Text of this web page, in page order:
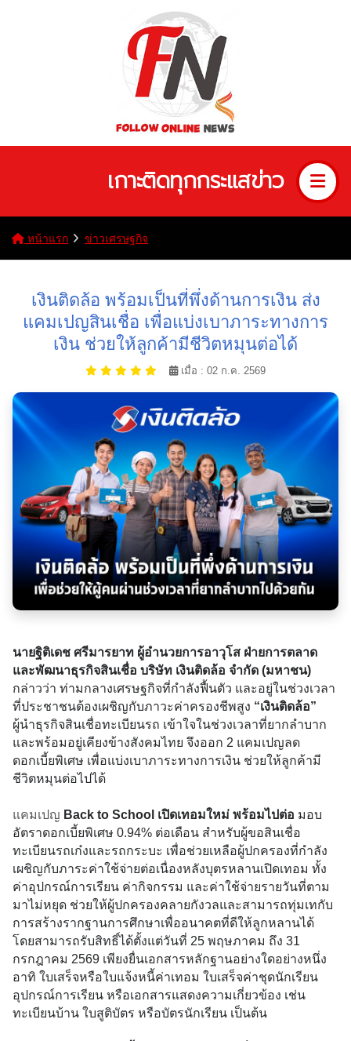
เกาะติดทุกกระแสข่าว
หน้าแรก ข่าวเศรษฐกิจ
เงินติดล้อ พร้อมเป็นที่พึ่งด้านการเงิน ส่ง
แคมเปญสินเชื่อ เพื่อแบ่งเบาภาระทางการ
เงิน ช่วยให้ลูกค้ามีชีวิตหมุนต่อได้
เมื่อ : 02 ก.ค. 2569
นายฐิติเดช ศรีมารยาท ผู้อำนวยการอาวุโส ฝ่ายการตลาด
และพัฒนาธุรกิจสินเชื่อ บริษัท เงินติดล้อ จำกัด (มหาชน)
กล่าวว่า ท่ามกลางเศรษฐกิจที่กำลังฟื้นตัว และอยู่ในช่วงเวลา
ที่ประชาชนต้องเผชิญกับภาวะค่าครองชีพสูง “เงินติดล้อ”
ผู้นำธุรกิจสินเชื่อทะเบียนรถ เข้าใจในช่วงเวลาที่ยากลำบาก
และพร้อมอยู่เคียงข้างสังคมไทย จึงออก 2 แคมเปญลด
ดอกเบี้ยพิเศษ เพื่อแบ่งเบาภาระทางการเงิน ช่วยให้ลูกค้ามี
ชีวิตหมุนต่อไปได้
แคมเปญ Back to School เปิดเทอมใหม่ พร้อมไปต่อ มอบ
อัตราดอกเบี้ยพิเศษ 0.94% ต่อเดือน สำหรับผู้ขอสินเชื่อ
ทะเบียนรถเก๋งและรถกระบะ เพื่อช่วยเหลือผู้ปกครองที่กำลัง
เผชิญกับภาระค่าใช้จ่ายต่อเนื่องหลังบุตรหลานเปิดเทอม ทั้ง
ค่าอุปกรณ์การเรียน ค่ากิจกรรม และค่าใช้จ่ายรายวันที่ตาม
มาไม่หยุด ช่วยให้ผู้ปกครองคลายกังวลและสามารถทุ่มเทกับ
การสร้างรากฐานการศึกษาเพื่ออนาคตที่ดีให้ลูกหลานได้
โดยสามารถรับสิทธิ์ได้ตั้งแต่วันที่ 25 พฤษภาคม ถึง 31
กรกฎาคม 2569 เพียงยื่นเอกสารหลักฐานอย่างใดอย่างหนึ่ง
อาทิ ใบเสร็จหรือใบแจ้งหนี้ค่าเทอม ใบเสร็จค่าชุดนักเรียน
อุปกรณ์การเรียน หรือเอกสารแสดงความเกี่ยวข้อง เช่น
ทะเบียนบ้าน ใบสูติบัตร หรือบัตรนักเรียน เป็นต้น